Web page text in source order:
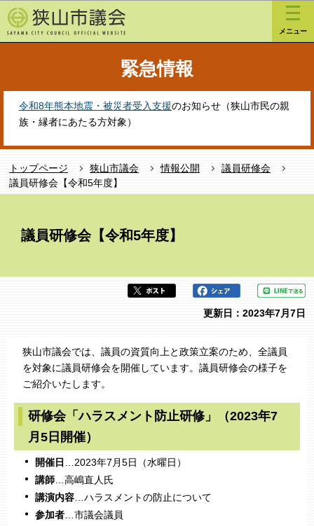
の
ペ
す
このページの本文へ移動
メニュー
緊急情報
令和8年熊本地震・被災者受入支援のお知らせ（狭山市民の親
族・縁者にあたる方対象）
トップページ 狭山市議会 情報公開
議員研修会
議員研修会【令和5年度】
議員研修会【令和5年度】
更新日：2023年7月7日
狭山市議会では、議員の資質向上と政策立案のため、全議員
を対象に議員研修会を開催しています。議員研修会の様子を
ご紹介いたします。
研修会「ハラスメント防止研修」（2023年7
月5日開催）
開催日 …2023年7月5日（水曜日）
講師…高嶋直人氏
講演内容…ハラスメントの防止について
参加者…市議会議員